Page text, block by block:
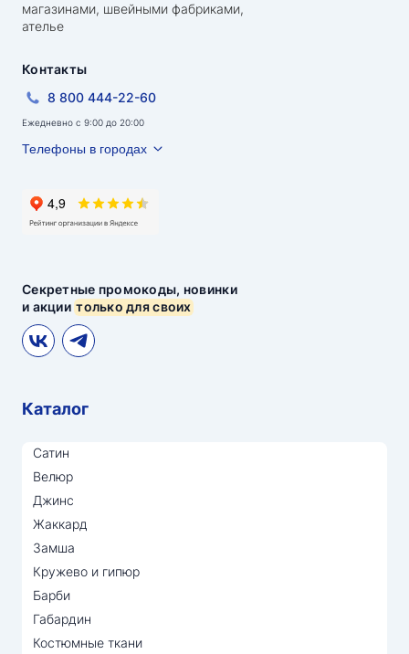
магазинами, швейными фабриками,
ателье
Секретные промокоды, новинки
и акциитолько для своих
Контакты
8 800 444-22-60
Ежедневно с 9:00 до 20:00
Телефоны в городах
Каталог
Сатин
Велюр
Джинс
Жаккард
Замша
Кружево и гипюр
Барби
Габардин
Костюмные ткани